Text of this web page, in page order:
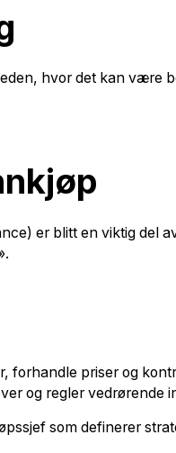
hvor det kan være
er blitt en viktig del
forhandle priser og
og regler vedrørende
som definerer